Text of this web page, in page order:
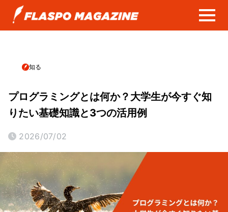
知る
プログラミングとは何か？大学生が今すぐ知
りたい基礎知識と3つの活用例
2026/07/02